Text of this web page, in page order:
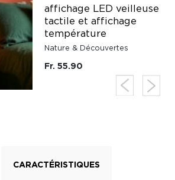
affichage LED veilleuse
tactile et affichage
température
Nature & Découvertes
Fr. 55.90
CARACTÉRISTIQUES